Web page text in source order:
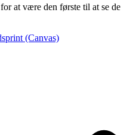
for at være den første til at se de